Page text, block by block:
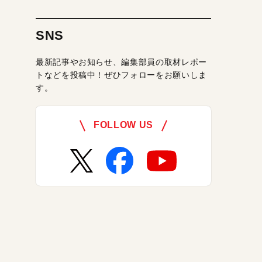
SNS
最新記事やお知らせ、編集部員の取材レポー
トなどを投稿中！ぜひフォローをお願いしま
す。
FOLLOW US